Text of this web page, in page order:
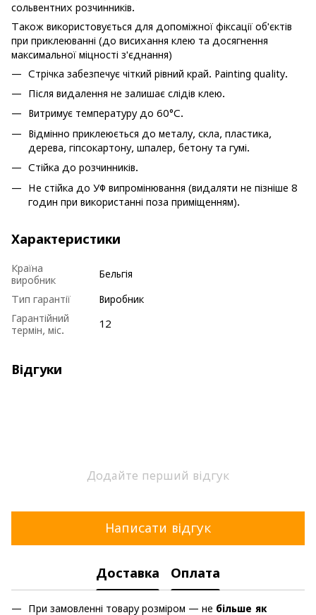
сольвентних розчинників.
Також використовується для допоміжної фіксації об'єктів
при приклеюванні (до висихання клею та досягнення
максимальної міцності з'єднання)
Стрічка забезпечує чіткий рівний край. Painting quality.
Після видалення не залишає слідів клею.
Витримує температуру до 60°C.
Відмінно приклеюється до металу, скла, пластика,
дерева, гіпсокартону, шпалер, бетону та гумі.
Стійка до розчинників.
Не стійка до УФ випромінювання (видаляти не пізніше 8
годин при використанні поза приміщенням).
Характеристики
Країна
виробник
Бельгія
Тип гарантії
Виробник
Гарантійний
термін, міс.
12
Відгуки
Додайте перший відгук
Написати відгук
Доставка Оплата
При замовленні товару розміром — не більше як